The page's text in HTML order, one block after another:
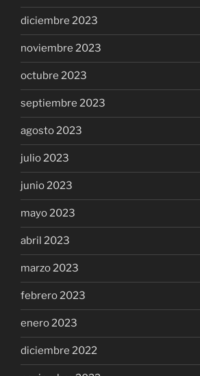
diciembre 2023
noviembre 2023
octubre 2023
septiembre 2023
agosto 2023
julio 2023
junio 2023
mayo 2023
abril 2023
marzo 2023
febrero 2023
enero 2023
diciembre 2022